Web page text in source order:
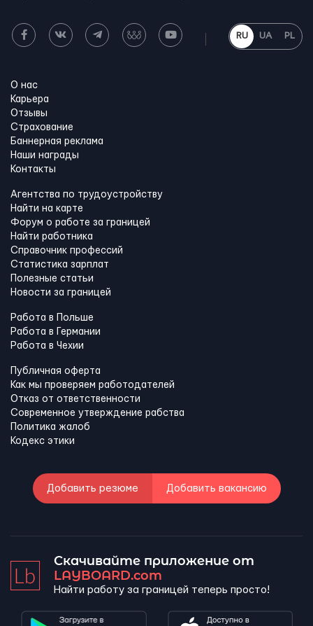
RU UA PL
О нас
Карьера
Отзывы
Страхование
Баннерная реклама
Наши награды
Контакты
Агентства по трудоустройству
Найти на карте
Форум о работе за границей
Найти работника
Справочник профессий
Статистика зарплат
Полезные статьи
Новости за границей
Работа в Польше
Работа в Германии
Работа в Чехии
Публичная оферта
Как мы проверяем работодателей
Отказ от ответственности
Современное утверждение рабства
Политика жалоб
Кодекс этики
Добавить резюме Добавить вакансию
Скачивайте приложение от
LAYBOARD.com
Найти работу за границей теперь просто!